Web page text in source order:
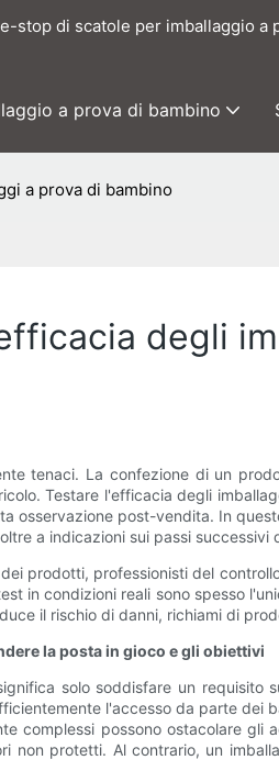
stop di scatole per imballaggio a
a prova di bambino
a prova di bambino
degli
tenaci. La confezione di un
Testare l'efficacia degli
osservazione post-vendita. In
a indicazioni sui passi
prodotti, professionisti del
in condizioni reali sono spesso
il rischio di danni, richiami di
la posta in gioco e gli obiettivi
solo soddisfare un
l'accesso da parte
complessi possono ostacolare
non protetti. Al contrario, un